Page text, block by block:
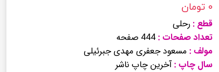
۰ تومان
قطع : رحلی
تعداد صفحات : 444 صفحه
مولف : مسعود جعفری مهدی جبرئیلی
سال چاپ :آخرین چاپ ناشر